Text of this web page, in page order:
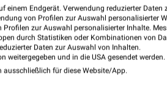
dieser Filiale
Tagen
ROFU Prospekt
Endgerät. Verwendung reduzierter Daten
von Profilen zur Auswahl personalisierter
zur Auswahl personalisierter Inhalte.
durch Statistiken oder Kombinationen von
Daten zur Auswahl von Inhalten.
weitergegeben und in die USA gesendet werden.
ausschließlich für diese Website/App.